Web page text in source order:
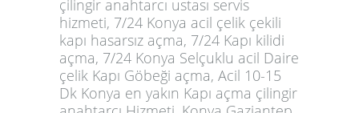
çilingir anahtarcı ustası servis
hizmeti, 7/24 Konya acil çelik çekili
kapı hasarsız açma, 7/24 Kapı kilidi
açma, 7/24 Konya Selçuklu acil Daire
çelik Kapı Göbeği açma, Acil 10-15
Dk Konya en yakın Kapı açma çilingir